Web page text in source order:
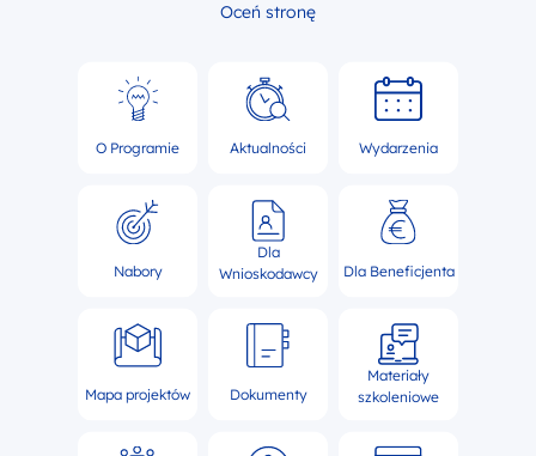
Oceń stronę
O Programie Aktualności Wydarzenia
Nabory
Dla
Wnioskodawcy
Dla Beneficjenta
Mapa projektów Dokumenty
Materiały
szkoleniowe